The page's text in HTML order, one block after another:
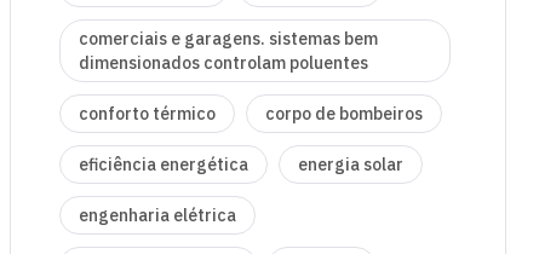
comerciais e garagens. sistemas bem
dimensionados controlam poluentes
conforto térmico corpo de bombeiros
eficiência energética energia solar
engenharia elétrica